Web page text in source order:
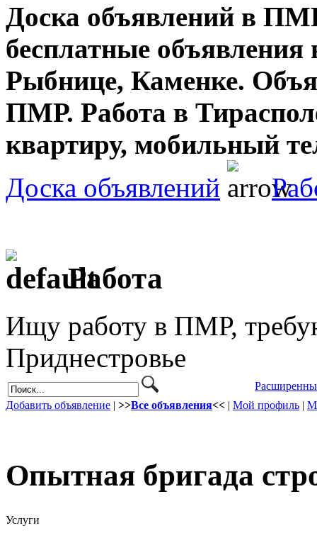
Доска объявлений в
бесплатные объявления
Рыбнице, Каменке.
ПМР. Работа в
квартиру, мобильный
Доска объявлений
Работа
Ищу работу в ПМР,
Приднестровье
Добавить объявление | >>Все объявления<< | Мой профиль |
Опытная бригада
Услуги